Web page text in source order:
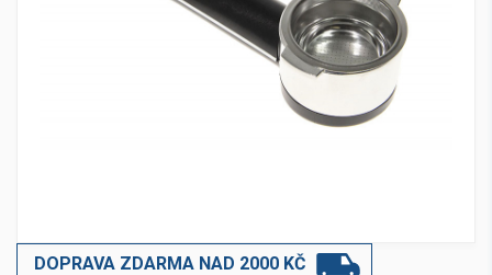
DOPRAVA ZDARMA NAD 2000 KČ